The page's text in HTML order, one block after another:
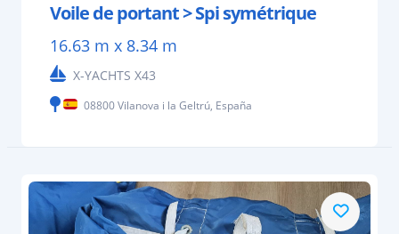
Voile de portant > Spi symétrique
16.63 m x 8.34 m
X-YACHTS X43
08800 Vilanova i la Geltrú, España